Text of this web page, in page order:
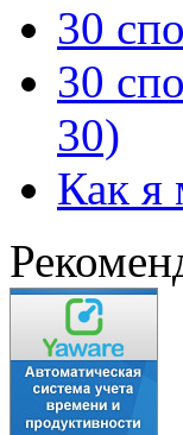
30
30
30)
Как